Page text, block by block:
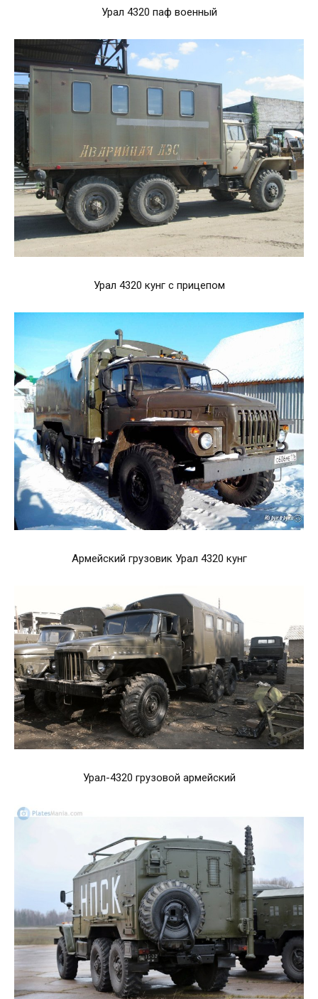
Урал 4320 паф военный
Урал 4320 кунг с прицепом
Армейский грузовик Урал 4320 кунг
Урал-4320 грузовой армейский